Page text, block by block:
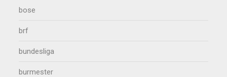
bose
brf
bundesliga
burmester